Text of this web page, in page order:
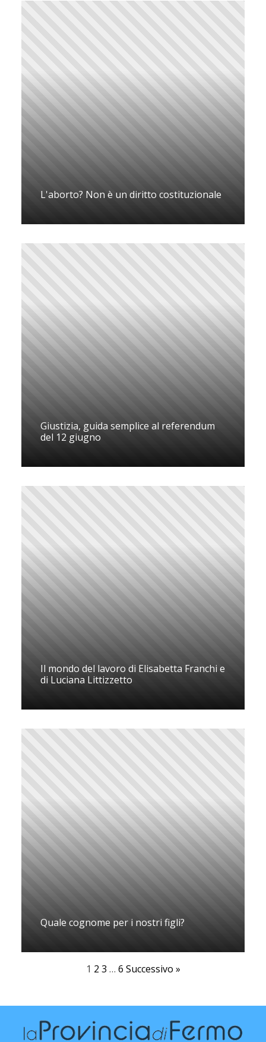
L'aborto? Non è un diritto costituzionale
Giustizia, guida semplice al referendum
del 12 giugno
Il mondo del lavoro di Elisabetta Franchi e
di Luciana Littizzetto
Quale cognome per i nostri figli?
1 2 3 … 6 Successivo »